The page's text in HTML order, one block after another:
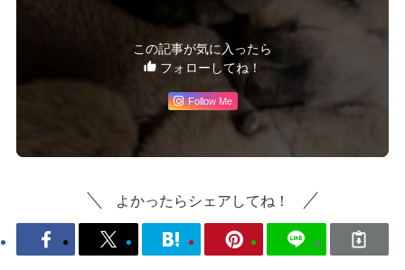
この記事が気に入ったら
フォローしてね！
Follow Me
よかったらシェアしてね！